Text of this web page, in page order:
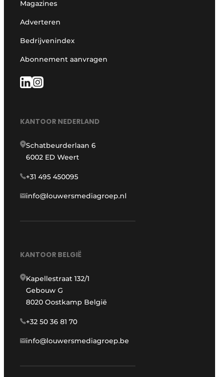
Magazines
Adverteren
Bedrijvenindex
Abonnement aanvragen
KANTOOR NEDERLAND
Schatbeurderlaan 6
6002 ED Weert
+31 495 450095
info@louwersmediagroep.nl
KANTOOR BELGIË
Kapellestraat 132/1
Gebouw G
8020 Oostkamp België
+32 50 36 81 70
info@louwersmediagroep.be